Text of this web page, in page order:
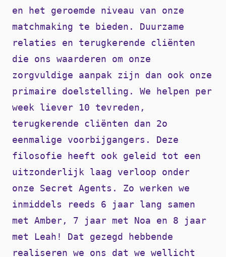
en het geroemde niveau van onze
matchmaking te bieden. Duurzame
relaties en terugkerende cliënten
die ons waarderen om onze
zorgvuldige aanpak zijn dan ook onze
primaire doelstelling. We helpen per
week liever 10 tevreden,
terugkerende cliënten dan 2o
eenmalige voorbijgangers. Deze
filosofie heeft ook geleid tot een
uitzonderlijk laag verloop onder
onze Secret Agents. Zo werken we
inmiddels reeds 6 jaar lang samen
met Amber, 7 jaar met Noa en 8 jaar
met Leah! Dat gezegd hebbende
realiseren we ons dat we wellicht